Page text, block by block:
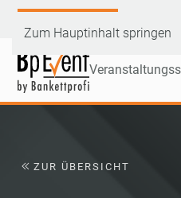
Zum Hauptinhalt springen
ZUR ÜBERSICHT